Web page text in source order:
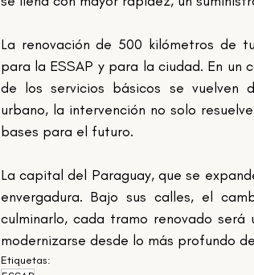
La renovación de 500 kilómetros de
para la ESSAP y para la ciudad. En
de los servicios básicos se vuelven
urbano, la intervención no solo
bases para el futuro.
La capital del Paraguay, que se
envergadura. Bajo sus calles, el
culminarlo, cada tramo renovado
modernizarse desde lo más profundo
Etiquetas: